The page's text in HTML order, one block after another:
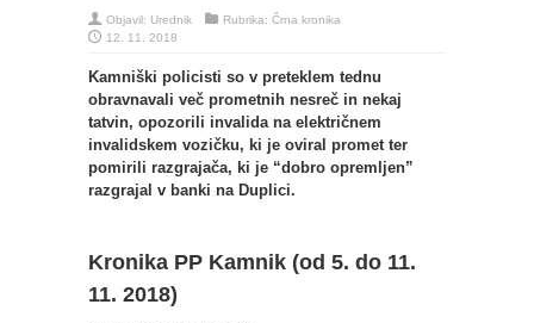
Objavil: Urednik Rubrika: Črna kronika
12. 11. 2018
Kamniški policisti so v preteklem tednu
obravnavali več prometnih nesreč in nekaj
tatvin, opozorili invalida na električnem
invalidskem vozičku, ki je oviral promet ter
pomirili razgrajača, ki je “dobro opremljen”
razgrajal v banki na Duplici.
Kronika PP Kamnik (od 5. do 11.
11. 2018)